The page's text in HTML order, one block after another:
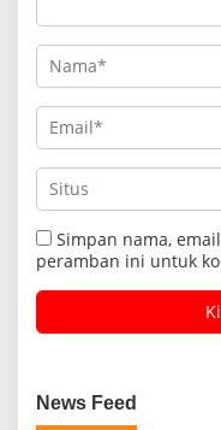
Simpan nama,
peramban ini untuk
News Feed